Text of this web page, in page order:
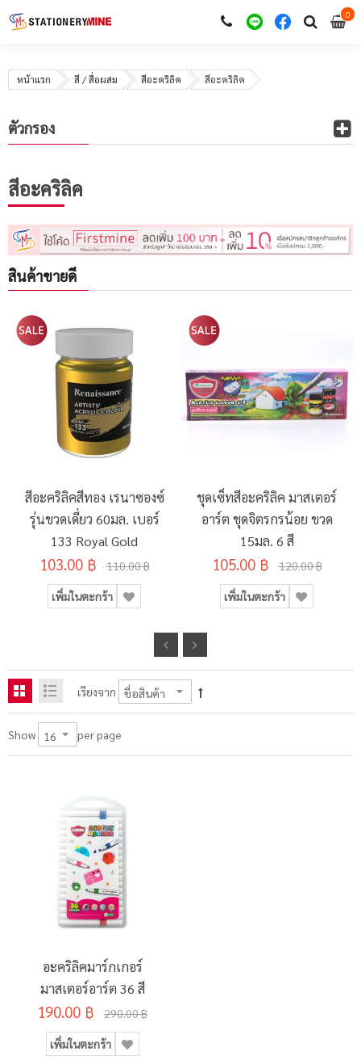
00
หน้าแรก สี / สื่อผสม สีอะคริลิค สีอะคริลิค
สีอะคริลิค
สินค้าขายดี
สีอะคริลิคสีทอง เรนาซองซ์
รุ่นขวดเดี่ยว 60มล. เบอร์
133 Royal Gold
103.00 ฿ 110.00 ฿
เพิ่มในตะกร้า
ชุดเซ็ทสีอะคริลิค มาสเตอร์
อาร์ต ชุดจิตรกรน้อย ขวด
15มล. 6 สี
105.00 ฿ 120.00 ฿
เพิ่มในตะกร้า
เรียงจาก
Show per page
อะคริลิคมาร์กเกอร์
มาสเตอร์อาร์ต 36 สี
190.00 ฿ 290.00 ฿
เพิ่มในตะกร้า
ตัวกรอง